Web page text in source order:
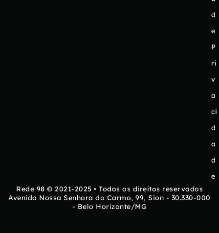
d
e
P
ri
v
a
ci
d
a
d
e
Rede 98 © 2021-2025 • Todos os direitos reservados
Avenida Nossa Senhora do Carmo, 99, Sion - 30.330-000
- Belo Horizonte/MG